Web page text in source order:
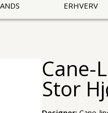
ERHVERV
Cane-
Stor